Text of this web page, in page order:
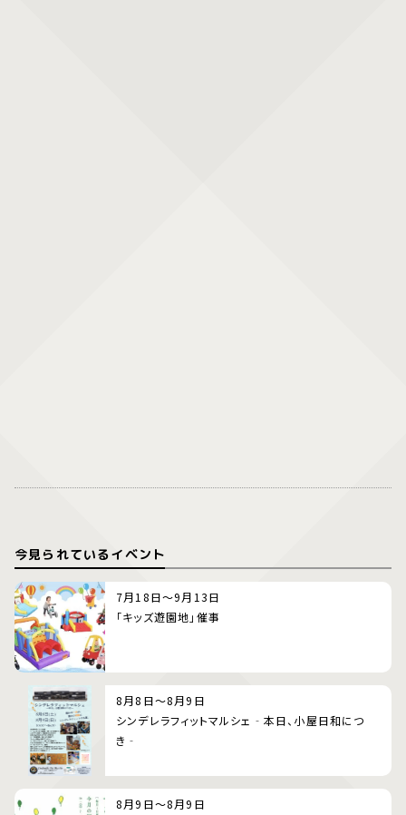
今見られているイベント
7月18日～9月13日
「キッズ遊園地」催事
8月8日～8月9日
シンデレラフィットマルシェ‐本日、小屋日和につ
き‐
8月9日～8月9日